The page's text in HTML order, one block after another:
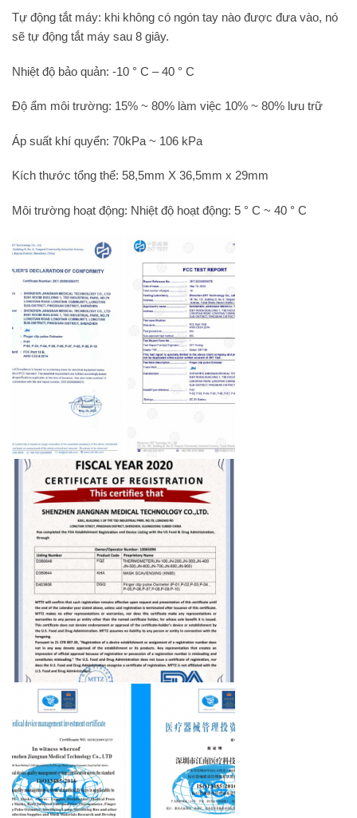
Tự động tắt máy: khi không có ngón tay nào được đưa vào, nó
sẽ tự động tắt máy sau 8 giây.
Nhiệt độ bảo quản: -10 ° C – 40 ° C
Độ ẩm môi trường: 15% ~ 80% làm việc 10% ~ 80% lưu trữ
Áp suất khí quyển: 70kPa ~ 106 kPa
Kích thước tổng thể: 58,5mm X 36,5mm x 29mm
Môi trường hoạt động: Nhiệt độ hoạt động: 5 ° C ~ 40 ° C